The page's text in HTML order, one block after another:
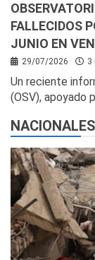
FALLECIDOS
JUNIO EN
29/07/2026 3
Un reciente
(OSV), apoyado
NACIONALES